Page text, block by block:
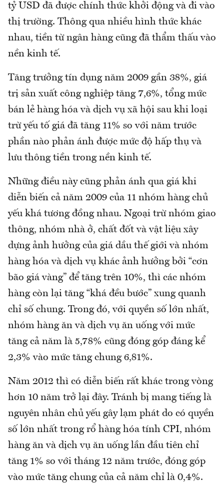
tỷ USD đã được chính thức khởi động và đi vào
thị trường. Thông qua nhiều hình thức khác
nhau, tiền từ ngân hàng cũng đã thẩm thấu vào
nền kinh tế.
Tăng trưởng tín dụng năm 2009 gần 38%, giá
trị sản xuất công nghiệp tăng 7,6%, tổng mức
bán lẻ hàng hóa và dịch vụ xã hội sau khi loại
trừ yếu tố giá đã tăng 11% so với năm trước
phần nào phản ánh được mức độ hấp thụ và
lưu thông tiền trong nền kinh tế.
Những điều này cũng phản ánh qua giá khi
diễn biến cả năm 2009 của 11 nhóm hàng chủ
yếu khá tương đồng nhau. Ngoại trừ nhóm giao
thông, nhóm nhà ở, chất đốt và vật liệu xây
dựng ảnh hưởng của giá dầu thế giới và nhóm
hàng hóa và dịch vụ khác ảnh hưởng bởi “cơn
bão giá vàng” để tăng trên 10%, thì các nhóm
hàng còn lại tăng “khá đều bước” xung quanh
chỉ số chung. Trong đó, với quyền số lớn nhất,
nhóm hàng ăn và dịch vụ ăn uống với mức
tăng cả năm là 5,78% cũng đóng góp đáng kể
2,3% vào mức tăng chung 6,81%.
Năm 2012 thì có diễn biến rất khác trong vòng
hơn 10 năm trở lại đây. Tránh bị mang tiếng là
nguyên nhân chủ yếu gây lạm phát do có quyền
số lớn nhất trong rổ hàng hóa tính CPI, nhóm
hàng ăn và dịch vụ ăn uống lần đầu tiên chỉ
tăng 1% so với tháng 12 năm trước, đóng góp
vào mức tăng chung của cả năm chỉ là 0,4%.